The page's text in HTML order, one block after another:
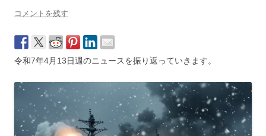
コメントを残す
令和7年4月13日週のニュースを振り返っていきます。